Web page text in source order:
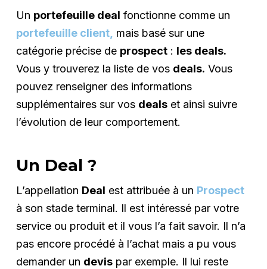
Un portefeuille deal fonctionne comme un
portefeuille client, mais basé sur une
catégorie précise de prospect: les deals.
Vous y trouverez la liste de vos deals. Vous
pouvez renseigner des informations
supplémentaires sur vos dealset ainsi suivre
l’évolution de leur comportement.
Un Deal ?
L’appellation Deal est attribuée à un Prospect
à son stade terminal. Il est intéressé par votre
service ou produit et il vous l’a fait savoir. Il n’a
pas encore procédé à l’achat mais a pu vous
demander un devispar exemple. Il lui reste